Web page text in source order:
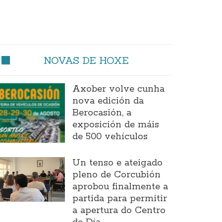
NOVAS DE HOXE
Axober volve cunha
nova edición da
Berocasión, a
exposición de máis
de 500 vehículos
Un tenso e ateigado
pleno de Corcubión
aprobou finalmente a
partida para permitir
a apertura do Centro